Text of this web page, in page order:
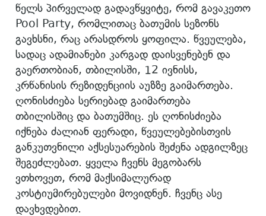
წელს პირველად გადავწყვიტე, რომ გავაკეთო
Pool Party, რომლითაც ბათუმის სეზონს
გავხსნი, რაც არასდროს ყოფილა. წვეულება,
სადაც ადამიანები კარგად დაისვენებენ და
გაერთობიან, თბილისში, 12 ივნისს,
კრწანისის რეზიდენციის აუზზე გაიმართება.
ღონისძიება სერიებად გაიმართება
თბილისშიც და ბათუმშიც. ეს ღონისძიება
იქნება ძალიან ფერადი, წვეულებებისთვის
განკუთვნილი აქსესუარების შეძენა ადგილზეც
შეგეძლებათ. ყველა ჩვენს მეგობარს
ვთხოვეთ, რომ მაქსიმალურად
კოსტიუმირებულები მოვიდნენ. ჩვენც ასე
დავხვდებით.